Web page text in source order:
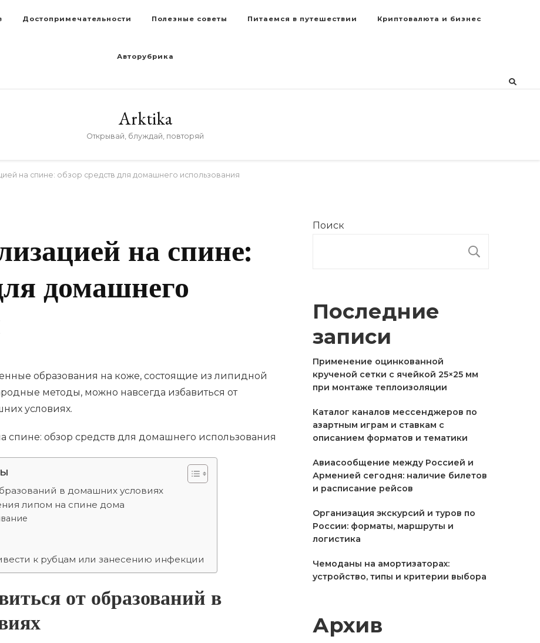
Достопримечательности Полезные советы Питаемся в путешествии Криптовалюта и бизнес
Авторубрика
Arktika
Открывай, блуждай, повторяй
на спине: обзор средств для домашнего использования
на спине:
домашнего
образования на коже, состоящие из липидной
методы, можно навсегда избавиться от
условиях.
в домашних условиях
липом на спине дома
к рубцам или занесению инфекции
от образований в
Поиск
Последние
записи
Применение оцинкованной
крученой сетки с ячейкой 25×25 мм
при монтаже теплоизоляции
Каталог каналов мессенджеров по
азартным играм и ставкам с
описанием форматов и тематики
Авиасообщение между Россией и
Арменией сегодня: наличие билетов
и расписание рейсов
Организация экскурсий и туров по
России: форматы, маршруты и
логистика
Чемоданы на амортизаторах:
устройство, типы и критерии выбора
Архив